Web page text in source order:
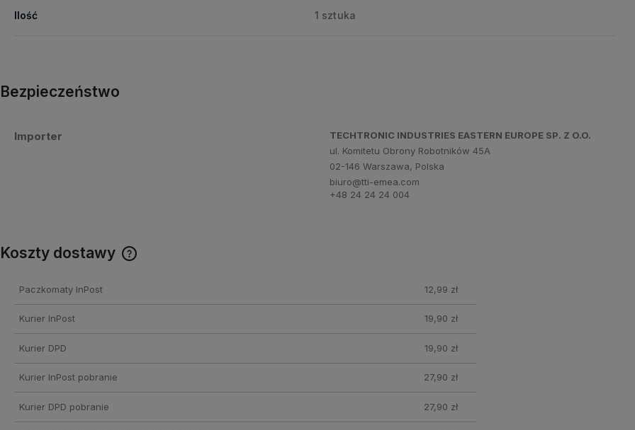
Ilość 1 sztuka
Bezpieczeństwo
Importer
TECHTRONIC INDUSTRIES EASTERN EUROPE SP. Z O.O.
ul. Komitetu Obrony Robotników 45A
02-146 Warszawa, Polska
biuro@tti-emea.com
+48 24 24 24 004
Koszty dostawy
Paczkomaty InPost 12,99 zł
Kurier InPost 19,90 zł
Kurier DPD 19,90 zł
Kurier InPost pobranie 27,90 zł
Kurier DPD pobranie 27,90 zł